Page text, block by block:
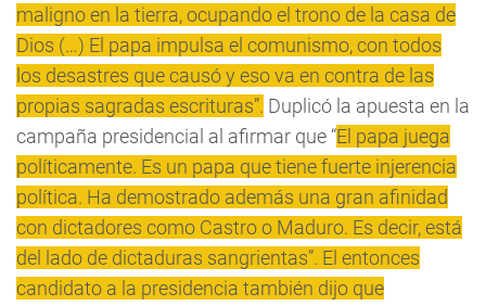
maligno en la tierra, ocupando el trono de la casa de
Dios (…) El papa impulsa el comunismo, con todos
los desastres que causó y eso va en contra de las
propias sagradas escrituras”. Duplicó la apuesta en la
campaña presidencial al afirmar que “El papa juega
políticamente. Es un papa que tiene fuerte injerencia
política. Ha demostrado además una gran afinidad
con dictadores como Castro o Maduro. Es decir, está
del lado de dictaduras sangrientas”. El entonces
candidato a la presidencia también dijo que